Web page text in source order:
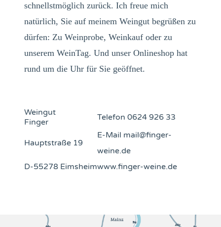
schnellstmöglich zurück. Ich freue mich
natürlich, Sie auf meinem Weingut begrüßen zu
dürfen: Zu Weinprobe, Weinkauf oder zu
unserem WeinTag. Und unser Onlineshop hat
rund um die Uhr für Sie geöffnet.
Weingut
Finger
Telefon 0624 926 33
Hauptstraße 19
E-Mail mail@finger-
weine.de
D-55278 Eimsheimwww.finger-weine.de